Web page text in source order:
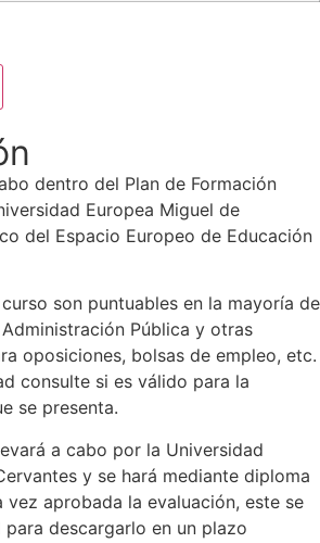
dentro del Plan de Formación
Europea Miguel de
del Espacio Europeo de Educación
son puntuables en la mayoría de
Pública y otras
oposiciones, bolsas de empleo, etc.
consulte si es válido para la
se presenta.
a cabo por la Universidad
y se hará mediante diploma
aprobada la evaluación, este se
descargarlo en un plazo